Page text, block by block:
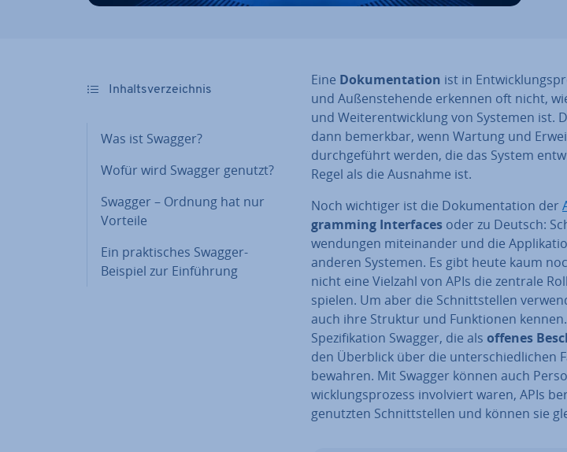
In­halts­ver­zeich­nis
Was ist Swagger?
Wofür wird Swagger genutzt?
Swagger – Ordnung hat nur
Vorteile
Ein prak­ti­sches Swagger-
Beispiel zur Ein­füh­rung
Eine Do­ku­men­ta­ti­on ist in
und Au­ßen­ste­hen­de erkennen oft nicht,
und Wei­ter­ent­wick­lung von Systemen ist.
dann bemerkbar, wenn Wartung und
durch­ge­führt werden, die das System
Regel als die Ausnahme ist.
Noch wichtiger ist die Do­ku­men­ta­ti­on der
gramming In­ter­faces oder zu Deutsch:
wen­dun­gen mit­ein­an­der und die
anderen Systemen. Es gibt heute kaum
nicht eine Vielzahl von APIs die zentrale
spielen. Um aber die Schnitt­stel­len
auch ihre Struktur und Funk­tio­nen
Spe­zi­fi­ka­ti­on Swagger, die als offenes
den Überblick über die un­ter­schied­li­chen
bewahren. Mit Swagger können auch
wick­lungs­pro­zess in­vol­viert waren, APIs
genutzten Schnitt­stel­len und können sie